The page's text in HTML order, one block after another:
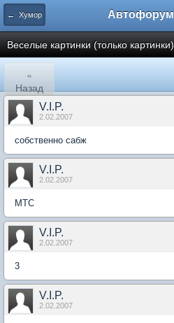
← Хумор
Веселые картинки (только картинки)
«
Назад
V.I.P.
2.02.2007
собственно сабж
V.I.P.
2.02.2007
МТС
V.I.P.
2.02.2007
3
V.I.P.
2.02.2007